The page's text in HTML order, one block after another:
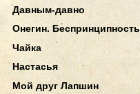
Давным-давно
Онегин. Беспринципность
Чайка
Настасья
Мой друг Лапшин